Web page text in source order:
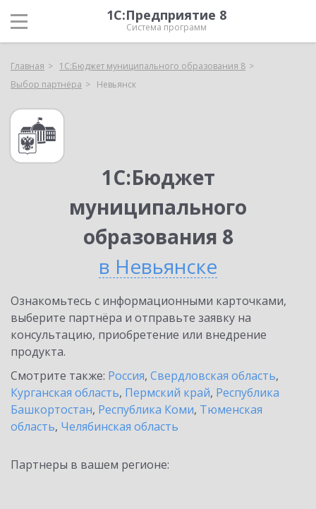
1С:Предприятие 8
Система программ
Главная
1С:Бюджет муниципального образования 8
Выбор партнёра
Невьянск
1С:Бюджет
муниципального
образования 8
в Невьянске
Ознакомьтесь с информационными карточками,
выберите партнёра и отправьте заявку на
консультацию, приобретение или внедрение
продукта.
Смотрите также: Россия, Свердловская область,
Курганская область, Пермский край, Республика
Башкортостан, Республика Коми, Тюменская
область, Челябинская область
Партнеры в вашем регионе: